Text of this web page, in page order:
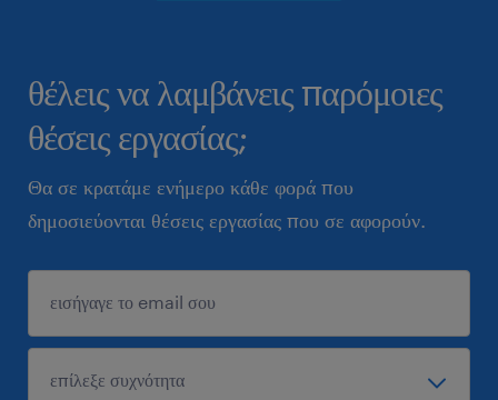
θέλεις να λαμβάνεις παρόμοιες
θέσεις εργασίας;
Θα σε κρατάμε ενήμερο κάθε φορά που
δημοσιεύονται θέσεις εργασίας που σε αφορούν.